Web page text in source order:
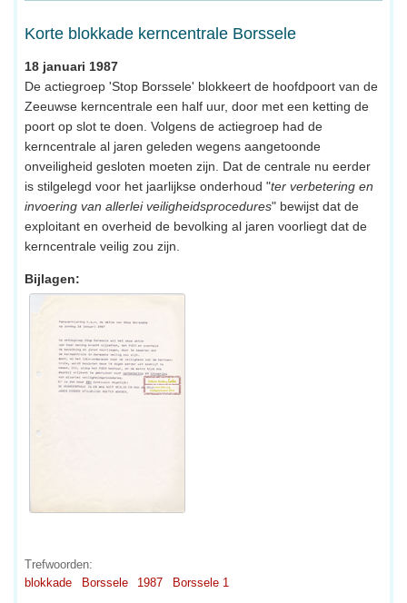
Korte blokkade kerncentrale Borssele
18 januari 1987
De actiegroep 'Stop Borssele' blokkeert de hoofdpoort van de
Zeeuwse kerncentrale een half uur, door met een ketting de
poort op slot te doen. Volgens de actiegroep had de
kerncentrale al jaren geleden wegens aangetoonde
onveiligheid gesloten moeten zijn. Dat de centrale nu eerder
is stilgelegd voor het jaarlijkse onderhoud "ter verbetering en
invoering van allerlei veiligheidsprocedures" bewijst dat de
exploitant en overheid de bevolking al jaren voorliegt dat de
kerncentrale veilig zou zijn.
Bijlagen:
Trefwoorden:
blokkade
Borssele 1987 Borssele 1